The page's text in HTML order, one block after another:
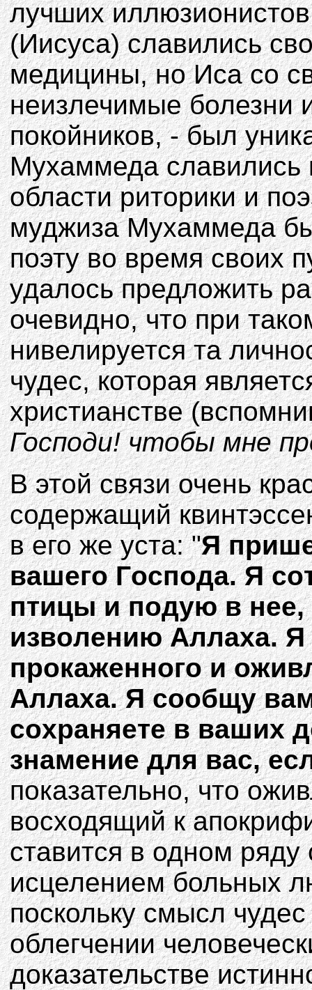
лучших
(Иисуса) славились
медицины, но Иса со
неизлечимые болезни
покойников, - был
Мухаммеда славились
области риторики и
муджиза Мухаммеда
поэту во время своих
удалось предложить
очевидно, что при
нивелируется та
чудес, которая
христианстве
Господи! чтобы мне
В этой связи очень
содержащий
в его же уста: "Я
вaшeгo Гocпoдa. Я
птицы и пoдyю в нee,
извoлeнию Aллaxa.
пpoкaжeннoгo и
Aллaxa. Я cooбщy
coxpaняeтe в вaшиx
знaмeниe для вac,
показательно, что
восходящий к
ставится в одном
исцелением больных
поскольку смысл
облегчении
доказательстве